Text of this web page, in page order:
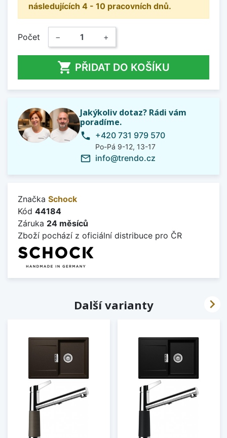
následujících 4 - 10 pracovních dnů.
Počet − +
 PŘIDAT DO KOŠÍKU
Jakýkoliv dotaz? Rádi vám
poradíme.
phone +420 731 979 570
Po-Pá 9-12, 13-17
mail_outline info@trendo.cz
Značka Schock
Kód 44184
Záruka 24 měsíců
Zboží pochází z oficiální distribuce pro ČR
Další varianty 